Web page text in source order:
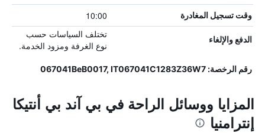
وقت تسجيل المغادرة 10:00
الدفع والإلغاء
تختلف السياسات حسب
نوع الغرفة ومزود الخدمة.
رقم الرخصة: 067041BeB0017, IT067041C1283Z36W7
المزايا ووسائل الراحة في بي آند بي أنتيكا
إنترامنيا